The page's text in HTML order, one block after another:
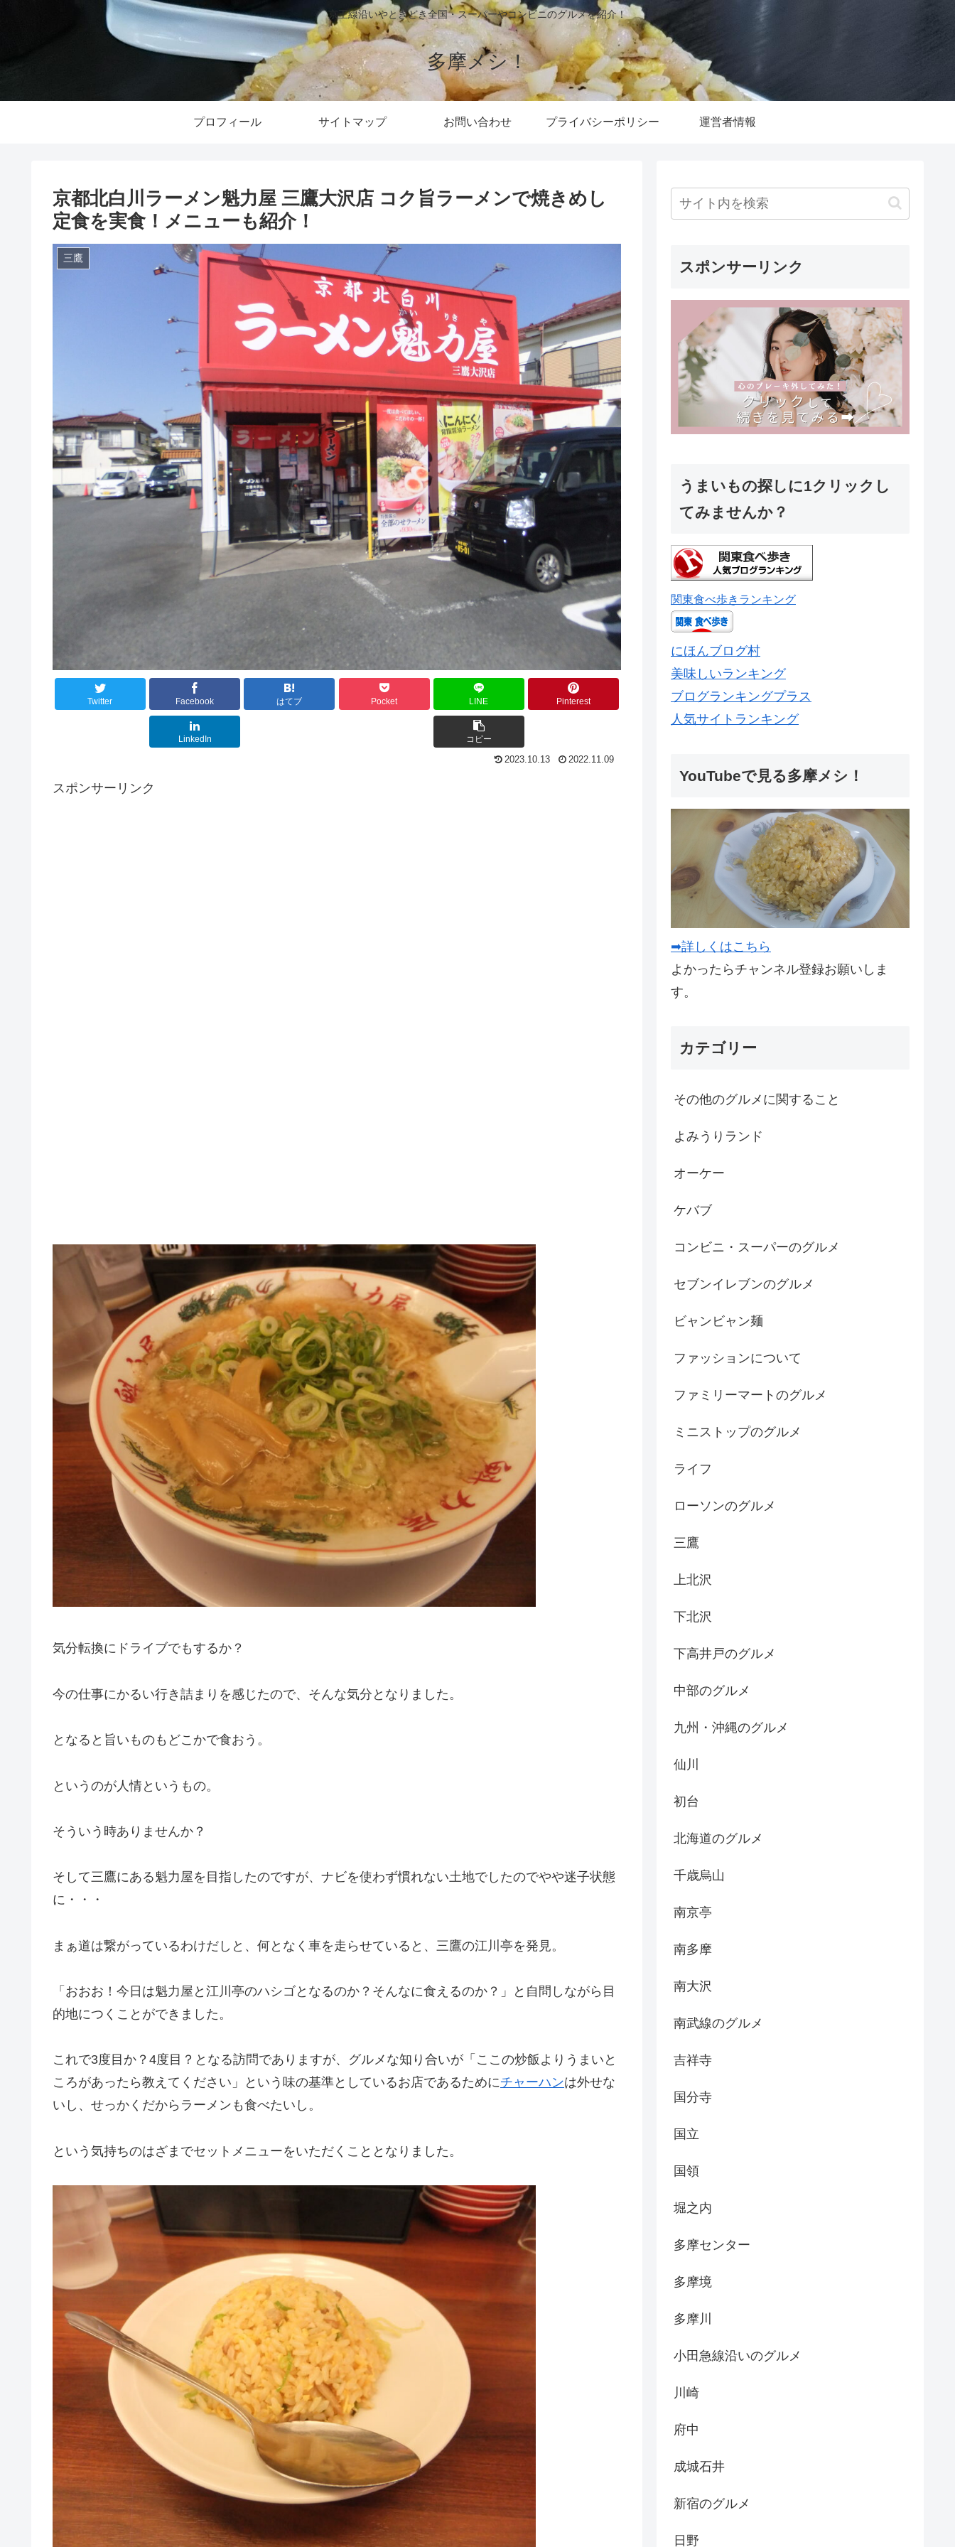
京王線沿いやときどき全国・スーパーやコンビニのグルメを紹介！
多摩メシ！
プロフィール サイトマップ お問い合わせ プライバシーポリシー 運営者情報
京都北白川ラーメン魁力屋 三鷹大沢店 コク旨ラーメンで焼きめし
定食を実食！メニューも紹介！
三鷹
Twitter Facebook はてブ Pocket LINE Pinterest
LinkedIn コピー
2023.10.13 2022.11.09
スポンサーリンク
気分転換にドライブでもするか？
今の仕事にかるい行き詰まりを感じたので、そんな気分となりました。
となると旨いものもどこかで食おう。
というのが人情というもの。
そういう時ありませんか？
そして三鷹にある魁力屋を目指したのですが、ナビを使わず慣れない土地でしたのでやや迷子状態
に・・・
まぁ道は繋がっているわけだしと、何となく車を走らせていると、三鷹の江川亭を発見。
「おおお！今日は魁力屋と江川亭のハシゴとなるのか？そんなに食えるのか？」と自問しながら目
的地につくことができました。
これで3度目か？4度目？となる訪問でありますが、グルメな知り合いが「ここの炒飯よりうまいと
ころがあったら教えてください」という味の基準としているお店であるためにチャーハンは外せな
いし、せっかくだからラーメンも食べたいし。
という気持ちのはざまでセットメニューをいただくこととなりました。
スポンサーリンク
うまいもの探しに1クリックし
てみませんか？
関東食べ歩きランキング
にほんブログ村
美味しいランキング
ブログランキングプラス
人気サイトランキング
YouTubeで見る多摩メシ！
➡詳しくはこちら
よかったらチャンネル登録お願いしま
す。
カテゴリー
その他のグルメに関すること
よみうりランド
オーケー
ケバブ
コンビニ・スーパーのグルメ
セブンイレブンのグルメ
ビャンビャン麺
ファッションについて
ファミリーマートのグルメ
ミニストップのグルメ
ライフ
ローソンのグルメ
三鷹
上北沢
下北沢
下高井戸のグルメ
中部のグルメ
九州・沖縄のグルメ
仙川
初台
北海道のグルメ
千歳烏山
南京亭
南多摩
南大沢
南武線のグルメ
吉祥寺
国分寺
国立
国領
堀之内
多摩センター
多摩境
多摩川
小田急線沿いのグルメ
川崎
府中
成城石井
新宿のグルメ
日野